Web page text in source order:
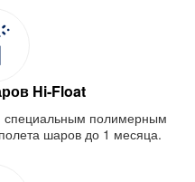
Hi-Float
полимерным
шаров до 1 месяца.